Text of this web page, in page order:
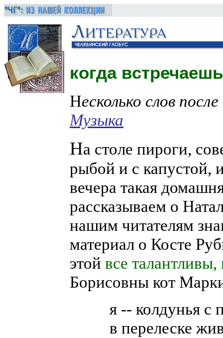
когда
Несколько слов
Музыка
На столе пироги,
рыбой и с капустой,
вечера такая
рассказываем о
нашим читателям
материал о Косте
этой все талантливы,
Борисовны кот
я -- колдунья с
в перелеске